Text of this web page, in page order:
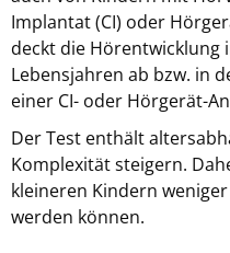
Implantat (CI) oder
deckt die Hörentwicklung
Lebensjahren ab bzw. in
einer CI- oder Hörgerät-
Der Test enthält
Komplexität steigern.
kleineren Kindern
werden können.